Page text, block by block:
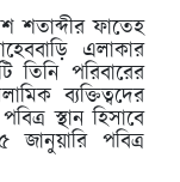
শতাব্দীর ফাতেহ
এলাকার
তিনি পরিবারের
ব্যক্তিত্বদের
স্থান হিসাবে
পবিত্র